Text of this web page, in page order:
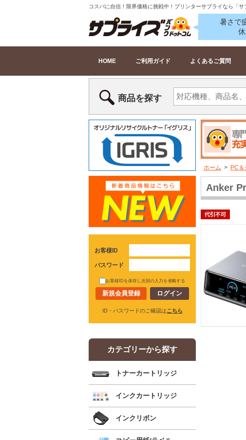
コスパに自信！限界価格に挑戦中！プリンターサプライなら「サ
暑さで
HOME ご利用ガイド よくあるご質問
商品を探す
ホーム > PC
Anker
お客様ID
パスワード
お客様IDを保存し次回の入力を省略する
新規会員登録
ID・パスワードのご確認はこちら
カテゴリーから探す
トナーカートリッジ
インクカートリッジ
インクリボン